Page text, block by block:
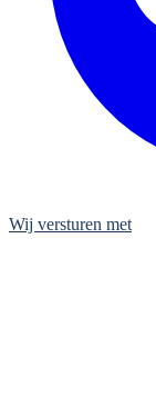
Wij versturen met